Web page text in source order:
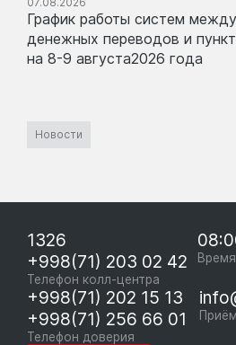
График работы систем
денежных переводов и
на 8-9 августа2026 года
Новости
1326
+998(71) 203 02 42
Телефон колл-центра
+998(71) 202 15 13
+998(71) 256 66 01
Телефон доверия